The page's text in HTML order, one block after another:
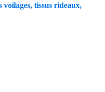
voilages, tissus rideaux,